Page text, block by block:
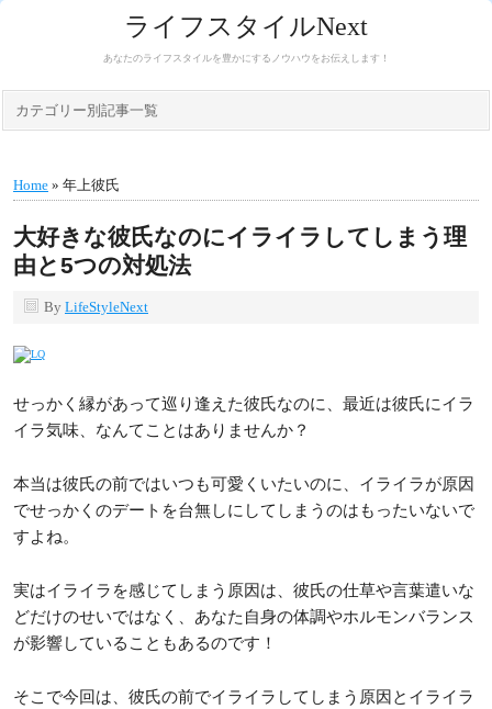
ライフスタイルNext
あなたのライフスタイルを豊かにするノウハウをお伝えします！
カテゴリー別記事一覧
Home » 年上彼氏
大好きな彼氏なのにイライラしてしまう理
由と5つの対処法
By LifeStyleNext
せっかく縁があって巡り逢えた彼氏なのに、最近は彼氏にイラ
イラ気味、なんてことはありませんか？
本当は彼氏の前ではいつも可愛くいたいのに、イライラが原因
でせっかくのデートを台無しにしてしまうのはもったいないで
すよね。
実はイライラを感じてしまう原因は、彼氏の仕草や言葉遣いな
どだけのせいではなく、あなた自身の体調やホルモンバランス
が影響していることもあるのです！
そこで今回は、彼氏の前でイライラしてしまう原因とイライラ